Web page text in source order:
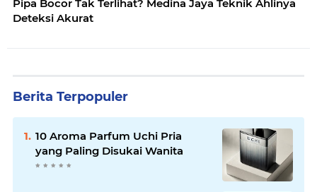
Pipa Bocor Tak Terlihat? Medina Jaya Teknik Ahlinya
Deteksi Akurat
Berita Terpopuler
10 Aroma Parfum Uchi Pria
yang Paling Disukai Wanita